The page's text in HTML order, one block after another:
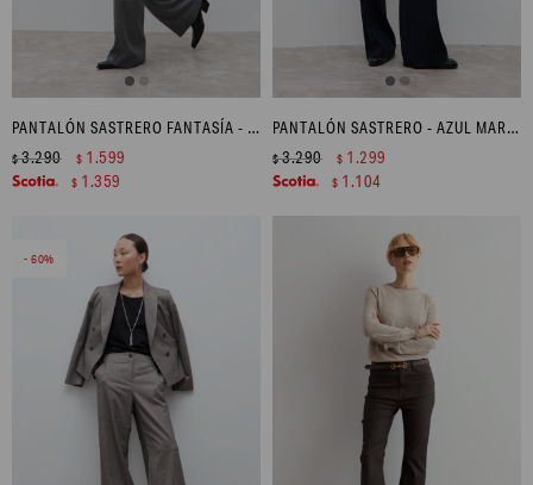
PANTALÓN SASTRERO FANTASÍA - GRIS
$3.290 $ 1.599
$ 1.359
PANTALÓN SASTRERO - AZUL MARINO
$3.290 $ 1.299
$ 1.104
60